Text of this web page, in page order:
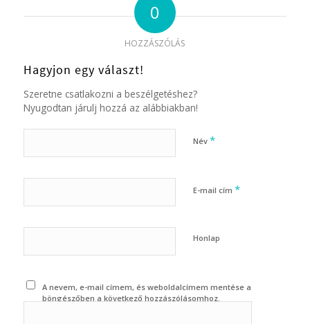
0
HOZZÁSZÓLÁS
Hagyjon egy választ!
Szeretne csatlakozni a beszélgetéshez?
Nyugodtan járulj hozzá az alábbiakban!
Név *
E-mail cím *
Honlap
A nevem, e-mail címem, és weboldalcímem mentése a
böngészőben a következő hozzászólásomhoz.